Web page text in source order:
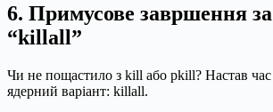
6. Примусове завршення
“killall”
Чи не пощастило з kill або pkill? Настав час
ядерний варіант: killall.